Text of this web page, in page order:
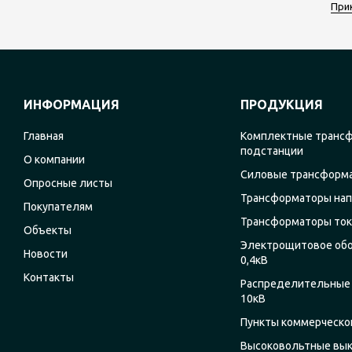
ИНФОРМАЦИЯ
Главная
О компании
Опросные листы
Покупателям
Объекты
Новости
Контакты
ПРОДУКЦИЯ
Комплектные
подстанции
Силовые
Трансформаторы
Трансформаторы
Электрощитовое
0,4кВ
Распределительные
10кВ
Пункты
Высоковольтные